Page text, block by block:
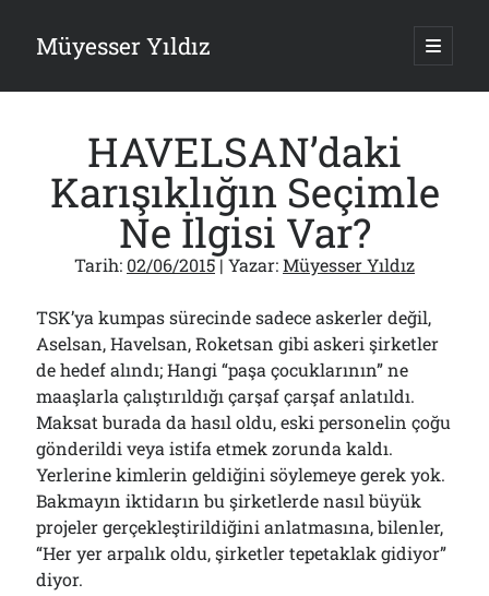
Müyesser Yıldız ana
Yan
Menü
Gazi’den Milletvekillerine Kurşun Gibi Sözler!..
Türkiye 2.0’a Gidiş!..
05/08/2026
15 Temmuz Soruları… Nasuh Mahruki’nin “Suçu”!..
03/08/2026
Er Gaziler 20 Gün Sonra Gelen MSB Heyetine Böyle İsyan Etti:“Bizi
Teröristlere G……yle Güldürdünüz”
01/08/2026
Papazın “Komutanı” Ayasofya ve Patrikhane İçin ABD’yi Göreve
Çağırdı!..
31/07/2026
HAVELSAN’daki
Karışıklığın Seçimle
Ne İlgisi Var?
Tarih: 02/06/2015 | Yazar:Müyesser Yıldız
TSK’ya kumpas sürecinde sadece askerler değil,
Aselsan, Havelsan, Roketsan gibi askeri şirketler
de hedef alındı; Hangi “paşa çocuklarının” ne
maaşlarla çalıştırıldığı çarşaf çarşaf anlatıldı.
Maksat burada da hasıl oldu, eski personelin çoğu
gönderildi veya istifa etmek zorunda kaldı.
Yerlerine kimlerin geldiğini söylemeye gerek yok.
Bakmayın iktidarın bu şirketlerde nasıl büyük
projeler gerçekleştirildiğini anlatmasına, bilenler,
“Her yer arpalık oldu, şirketler tepetaklak gidiyor”
diyor.